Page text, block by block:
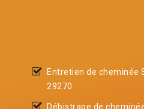
Entretien de cheminée
29270
Débistrage de